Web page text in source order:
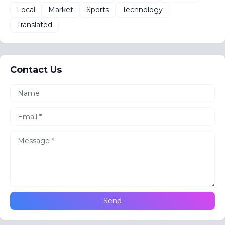
Local Market Sports
Technology
Translated
Contact Us